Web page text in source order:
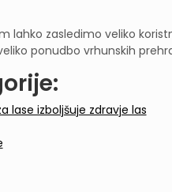
lahko zasledimo veliko
ponudbo vrhunskih
lase izboljšuje zdravje las